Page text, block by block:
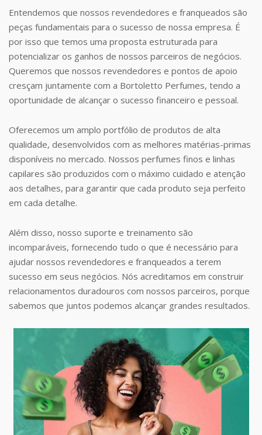
Entendemos que nossos revendedores e franqueados são
peças fundamentais para o sucesso de nossa empresa. É
por isso que temos uma proposta estruturada para
potencializar os ganhos de nossos parceiros de negócios.
Queremos que nossos revendedores e pontos de apoio
cresçam juntamente com a Bortoletto Perfumes, tendo a
oportunidade de alcançar o sucesso financeiro e pessoal.
Oferecemos um amplo portfólio de produtos de alta
qualidade, desenvolvidos com as melhores matérias-primas
disponíveis no mercado. Nossos perfumes finos e linhas
capilares são produzidos com o máximo cuidado e atenção
aos detalhes, para garantir que cada produto seja perfeito
em cada detalhe.
Além disso, nosso suporte e treinamento são
incomparáveis, fornecendo tudo o que é necessário para
ajudar nossos revendedores e franqueados a terem
sucesso em seus negócios. Nós acreditamos em construir
relacionamentos duradouros com nossos parceiros, porque
sabemos que juntos podemos alcançar grandes resultados.